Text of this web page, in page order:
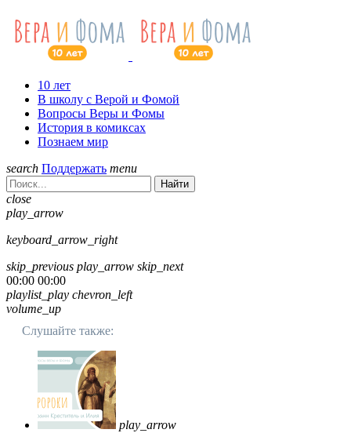
10 лет
В школу с Верой и Фомой
Вопросы Веры и Фомы
История в комиксах
Познаем мир
search Поддержать menu
Найти
close
play_arrow
keyboard_arrow_right
skip_previous play_arrow skip_next
00:00 00:00
playlist_play chevron_left
volume_up
Слушайте также:
play_arrow